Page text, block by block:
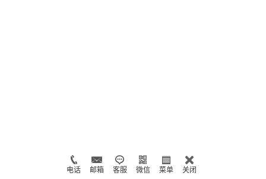
电话 邮箱 客服 微信 菜单 关闭